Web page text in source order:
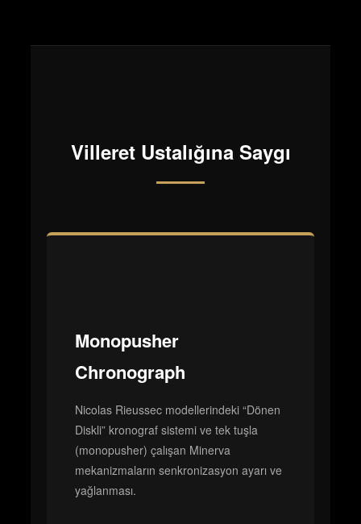
Villeret Ustalığına Saygı
Monopusher
Chronograph
Nicolas Rieussec modellerindeki “Dönen
Diskli” kronograf sistemi ve tek tuşla
(monopusher) çalışan Minerva
mekanizmaların senkronizasyon ayarı ve
yağlanması.